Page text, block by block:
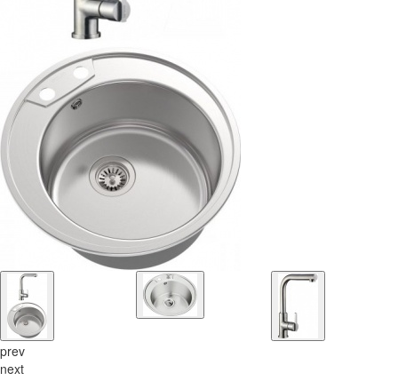
prev
next